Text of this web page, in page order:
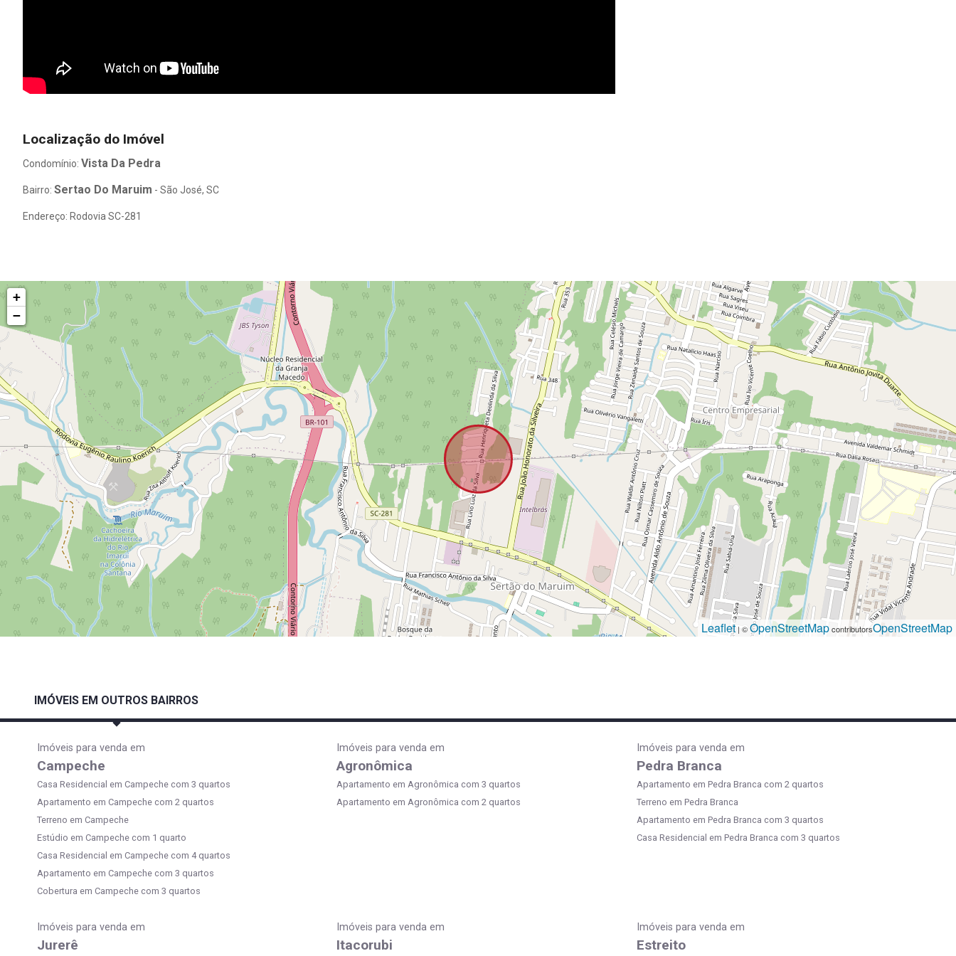
Localização do Imóvel
Condomínio: Vista Da Pedra
Bairro: Sertao Do Maruim - São José, SC
Endereço: Rodovia SC-281
+
−
Leaflet | ©OpenStreetMapcontributorsOpenStreetMap
IMÓVEIS EM OUTROS BAIRROS
Imóveis para venda em
Campeche
Casa Residencial em Campeche com 3 quartos
Apartamento em Campeche com 2 quartos
Terreno em Campeche
Estúdio em Campeche com 1 quarto
Casa Residencial em Campeche com 4 quartos
Apartamento em Campeche com 3 quartos
Cobertura em Campeche com 3 quartos
Imóveis para venda em
Agronômica
Apartamento em Agronômica com 3 quartos
Apartamento em Agronômica com 2 quartos
Imóveis para venda em
Pedra Branca
Apartamento em Pedra Branca com 2 quartos
Terreno em Pedra Branca
Apartamento em Pedra Branca com 3 quartos
Casa Residencial em Pedra Branca com 3 quartos
Imóveis para venda em
Jurerê
Imóveis para venda em
Itacorubi
Imóveis para venda em
Estreito